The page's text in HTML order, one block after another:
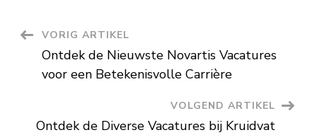
Berichtnavigatie
VORIG ARTIKEL
Ontdek de Nieuwste Novartis Vacatures
voor een Betekenisvolle Carrière
VOLGEND ARTIKEL
Ontdek de Diverse Vacatures bij Kruidvat